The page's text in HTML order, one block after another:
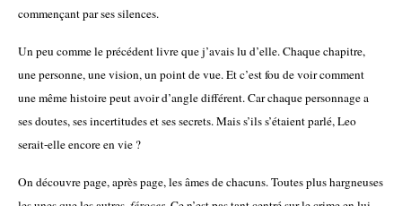
commençant par ses silences.
Un peu comme le précédent livre que j’avais lu d’elle. Chaque chapitre,
une personne, une vision, un point de vue. Et c’est fou de voir comment
une même histoire peut avoir d’angle différent. Car chaque personnage a
ses doutes, ses incertitudes et ses secrets. Mais s’ils s’étaient parlé, Leo
serait-elle encore en vie ?
On découvre page, après page, les âmes de chacuns. Toutes plus hargneuses